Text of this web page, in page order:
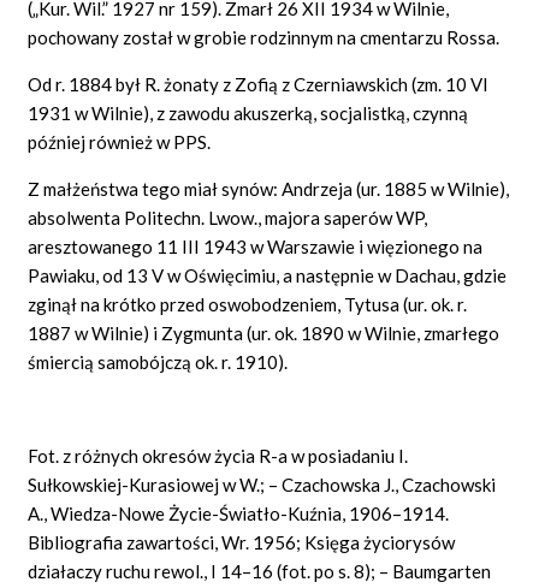
(„Kur. Wil.” 1927 nr 159). Zmarł 26 XII 1934 w Wilnie,
pochowany został w grobie rodzinnym na cmentarzu Rossa.
Od r. 1884 był R. żonaty z Zofią z Czerniawskich (zm. 10 VI
1931 w Wilnie), z zawodu akuszerką, socjalistką, czynną
później również w PPS.
Z małżeństwa tego miał synów: Andrzeja (ur. 1885 w Wilnie),
absolwenta Politechn. Lwow.,majora saperów WP,
aresztowanego 11 III 1943 w Warszawie i więzionego na
Pawiaku, od 13 V w Oświęcimiu, a następnie w Dachau, gdzie
zginął na krótko przed oswobodzeniem, Tytusa (ur. ok. r.
1887 w Wilnie) i Zygmunta (ur. ok. 1890 w Wilnie, zmarłego
śmiercią samobójczą ok. r. 1910).
Fot. z różnych okresów życia R-a w posiadaniu I.
Sułkowskiej-Kurasiowej w W.; – Czachowska J., Czachowski
A., Wiedza-Nowe Życie-Światło-Kuźnia, 1906–1914.
Bibliografia zawartości, Wr. 1956; Księga życiorysów
działaczy ruchu rewol., I 14–16 (fot. po s. 8); – Baumgarten